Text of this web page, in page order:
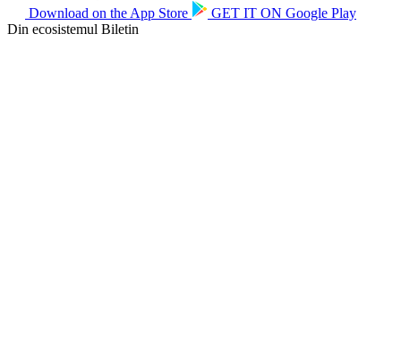
Download on the App Store GET IT ON Google Play
Din ecosistemul Biletin